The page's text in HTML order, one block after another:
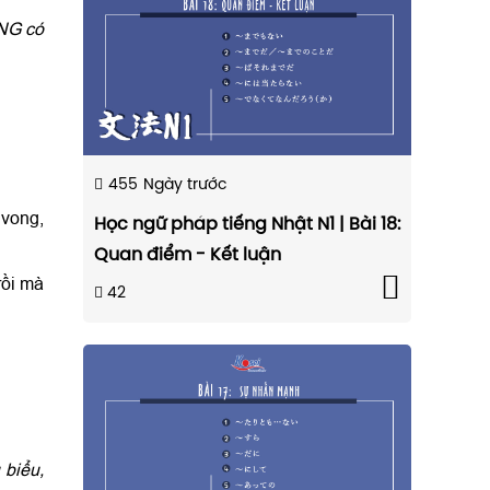
có
mà
biểu,
455 Ngày trước
Học ngữ pháp tiếng Nhật N1 | Bài 18:
Quan điểm - Kết luận
42